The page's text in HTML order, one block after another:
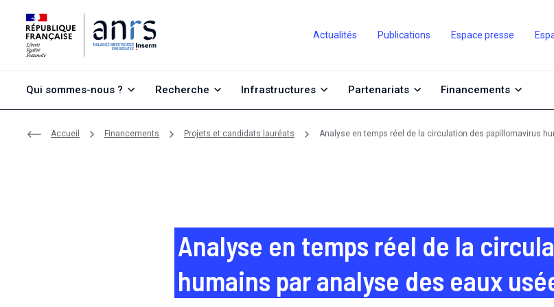
Actualités Publications Espace presse
Qui sommes-nous ? Recherche Infrastructures Partenariats Financements
Accueil Financements Projets et candidats lauréats Analyse en temps réel de la circulation des papillomavirus
Analyse en temps réel de la
humains par analyse des eaux